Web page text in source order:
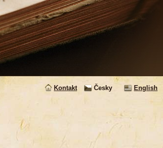
Kontakt Česky
English